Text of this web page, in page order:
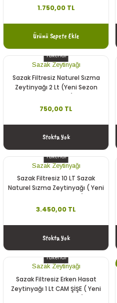
1.750,00 TL
Ürünü Sepete Ekle
Tükendi
Sazak Zeytinyağı
Sazak Filtresiz Naturel Sızma
Zeytinyağı 2 Lt (Yeni Sezon
750,00 TL
Stokta Yok
Tükendi
Sazak Zeytinyağı
Sazak Filtresiz 10 LT Sazak
Naturel Sızma Zeytinyağı ( Yeni
3.450,00 TL
Stokta Yok
Tükendi
Sazak Zeytinyağı
Sazak Filtresiz Erken Hasat
Zeytinyağı 1 Lt CAM ŞİŞE ( Yeni